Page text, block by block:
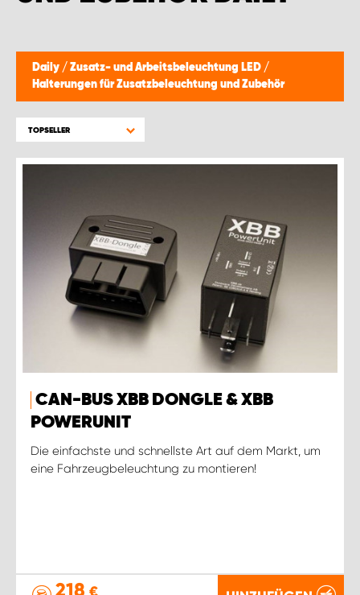
Daily / Zusatz- und Arbeitsbeleuchtung LED /
Halterungen für Zusatzbeleuchtung und Zubehör
TOPSELLER
CAN-BUS XBB DONGLE & XBB
POWERUNIT
Die einfachste und schnellste Art auf dem Markt, um
eine Fahrzeugbeleuchtung zu montieren!
218
WORK SYSTEM BRÜSSEL
WORK SYSTEM LIMBURG-KEMPEN
WORK SYSTEM WORK SYSTEM BRÜGGE